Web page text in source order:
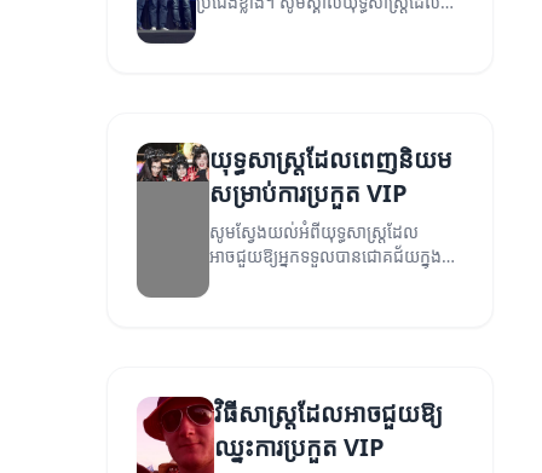
យុទ្ធសាស្ត្រដែលពេញនិយម
សម្រាប់ការប្រកួត VIP
សូមស្វែងយល់អំពីយុទ្ធសាស្ត្រដែល
អាចជួយឱ្យអ្នកទទួលបានជោគជ័យក្នុងការ
វិធីសាស្ត្រដែលអាចជួយឱ្យ
ឈ្នះការប្រកួត VIP